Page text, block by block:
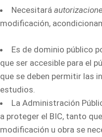
Necesitará
modificación,
Es de dominio público
que ser accesible para el
que se deben permitir las
estudios.
La Administración
a proteger el BIC, tanto
modificación u obra se